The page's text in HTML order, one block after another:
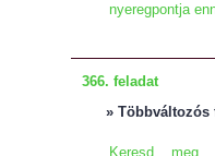
nyeregpontja
366. feladat
» Többváltozós
Keresd meg